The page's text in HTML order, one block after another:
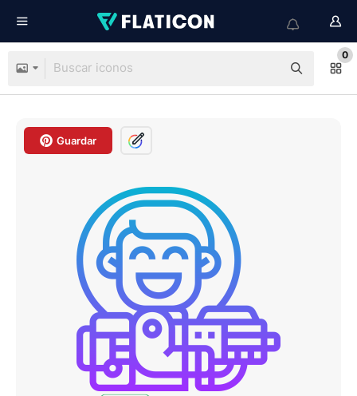
0
Guardar